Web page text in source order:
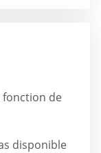
fonction de
disponible